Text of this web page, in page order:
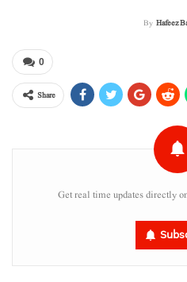
By Hafeez
0
Share
Get real time updates directly